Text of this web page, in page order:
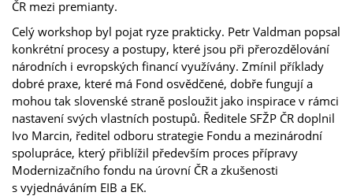
ČR mezi premianty.
Celý workshop byl pojat ryze prakticky. Petr Valdman popsal
konkrétní procesy a postupy, které jsou při přerozdělování
národních i evropských financí využívány. Zmínil příklady
dobré praxe, které má Fond osvědčené, dobře fungují a
mohou tak slovenské straně posloužit jako inspirace v rámci
nastavení svých vlastních postupů. Ředitele SFŽP ČR doplnil
Ivo Marcin, ředitel odboru strategie Fondu a mezinárodní
spolupráce, který přiblížil především proces přípravy
Modernizačního fondu na úrovní ČR a zkušenosti
s vyjednáváním EIB a EK.